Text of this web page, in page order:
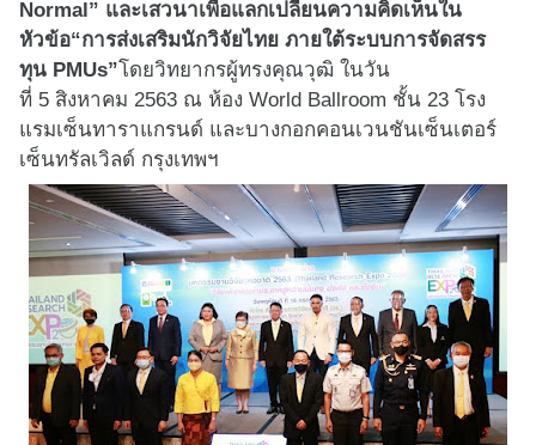
Normal” และเสวนาเพื่อแลกเปลี่ยนความคิดเห็นใน
หัวข้อ“การส่งเสริมนักวิจัยไทย ภายใต้ระบบการจัดสรร
ทุน PMUs”โดยวิทยากรผู้ทรงคุณวุฒิ ในวัน
ที่ 5 สิงหาคม 2563 ณ ห้อง World Ballroom ชั้น 23 โรง
แรมเซ็นทาราแกรนด์ และบางกอกคอนเวนชันเซ็นเตอร์
เซ็นทรัลเวิลด์ กรุงเทพฯ